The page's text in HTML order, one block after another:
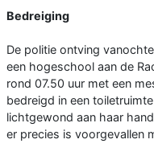
Bedreiging
De politie ontving
een hogeschool aan de
rond 07.50 uur met een
bedreigd in een
lichtgewond aan haar
er precies is voorgevallen